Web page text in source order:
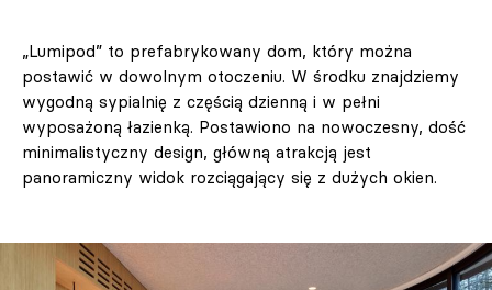
„Lumipod” to prefabrykowany dom, który można
postawić w dowolnym otoczeniu. W środku znajdziemy
wygodną sypialnię z częścią dzienną i w pełni
wyposażoną łazienką. Postawiono na nowoczesny, dość
minimalistyczny design, główną atrakcją jest
panoramiczny widok rozciągający się z dużych okien.